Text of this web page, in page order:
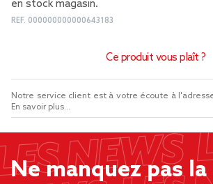
en stock magasin.
REF. 000000000000643183
Ce produit vous plaît ?
Notre service client est à votre écoute à
En savoir plus...
Ne manquez pas la